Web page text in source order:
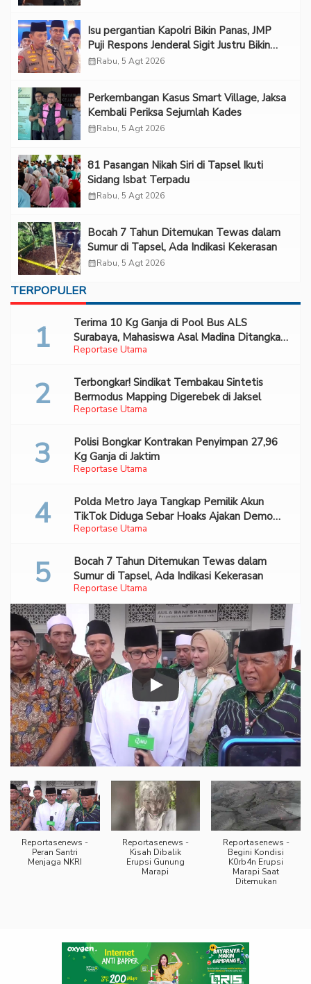
Isu pergantian Kapolri Bikin Panas, JMP
Puji Respons Jenderal Sigit Justru Bikin
“Adem”
calendar_monthRabu, 5 Agt 2026
Perkembangan Kasus Smart Village, Jaksa
Kembali Periksa Sejumlah Kades
calendar_monthRabu, 5 Agt 2026
81 Pasangan Nikah Siri di Tapsel Ikuti
Sidang Isbat Terpadu
calendar_monthRabu, 5 Agt 2026
Bocah 7 Tahun Ditemukan Tewas dalam
Sumur di Tapsel, Ada Indikasi Kekerasan
calendar_monthRabu, 5 Agt 2026
TERPOPULER
Reportase Utama
Terima 10 Kg Ganja di Pool Bus ALS
Surabaya, Mahasiswa Asal Madina Ditangkap
Bareskrim
Reportase Utama
Terbongkar! Sindikat Tembakau Sintetis
Bermodus Mapping Digerebek di Jaksel
Reportase Utama
Polisi Bongkar Kontrakan Penyimpan 27,96
Kg Ganja di Jaktim
Reportase Utama
Polda Metro Jaya Tangkap Pemilik Akun
TikTok Diduga Sebar Hoaks Ajakan Demo
Turunkan Prabowo-Gibran
Reportase Utama
Bocah 7 Tahun Ditemukan Tewas dalam
Sumur di Tapsel, Ada Indikasi Kekerasan
Reportasenews -
Peran Santri
Menjaga NKRI
Reportasenews -
Kisah Dibalik
Erupsi Gunung
Marapi
Reportasenews -
Begini Kondisi
K0rb4n Erupsi
Marapi Saat
Ditemukan